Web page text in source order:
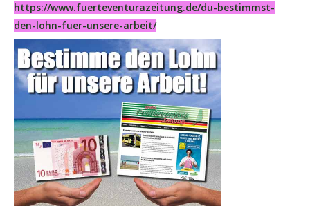
https://www.fuerteventurazeitung.de/du-bestimmst-
den-lohn-fuer-unsere-arbeit/